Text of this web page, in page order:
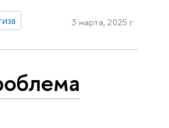
3 марта, 2025 г.